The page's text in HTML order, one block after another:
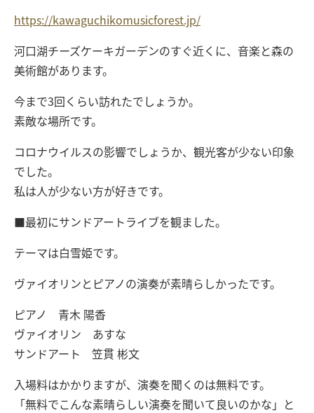
https://kawaguchikomusicforest.jp/
河口湖チーズケーキガーデンのすぐ近くに、音楽と森の
美術館があります。
今まで3回くらい訪れたでしょうか。
素敵な場所です。
コロナウイルスの影響でしょうか、観光客が少ない印象
でした。
私は人が少ない方が好きです。
■最初にサンドアートライブを観ました。
テーマは白雪姫です。
ヴァイオリンとピアノの演奏が素晴らしかったです。
ピアノ 青木 陽香
ヴァイオリン あすな
サンドアート 笠貫 彬文
入場料はかかりますが、演奏を聞くのは無料です。
「無料でこんな素晴らしい演奏を聞いて良いのかな」と